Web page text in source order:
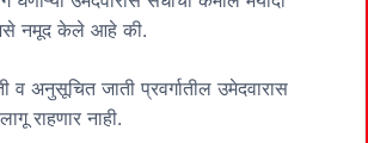
नमूद केले आहे की.
अनुसूचित जाती प्रवर्गातील उमेदवारास
राहणार नाही.